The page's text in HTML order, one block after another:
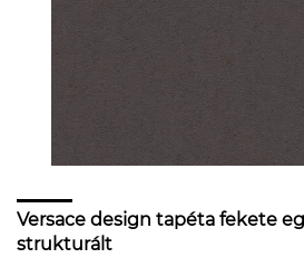
Versace design tapéta fekete
strukturált